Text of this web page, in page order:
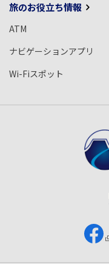
旅のお役立ち情報
ATM
ナビゲーションアプリ
Wi-Fiスポット